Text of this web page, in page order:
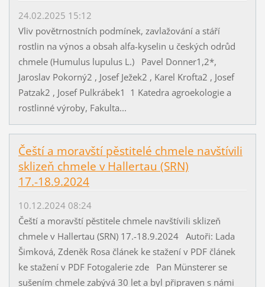
24.02.2025 15:12
Vliv povětrnostních podmínek, zavlažování a stáří
rostlin na výnos a obsah alfa-kyselin u českých odrůd
chmele (Humulus lupulus L.) Pavel Donner1,2*,
Jaroslav Pokorný2 , Josef Ježek2 , Karel Krofta2 , Josef
Patzak2 , Josef Pulkrábek1 1 Katedra agroekologie a
rostlinné výroby, Fakulta...
Čeští a moravští pěstitelé chmele navštívili
sklizeň chmele v Hallertau (SRN)
17.-18.9.2024
10.12.2024 08:24
Čeští a moravští pěstitele chmele navštívili sklizeň
chmele v Hallertau (SRN) 17.-18.9.2024 Autoři: Lada
Šimková, Zdeněk Rosa článek ke stažení v PDF článek
ke stažení v PDF Fotogalerie zde Pan Münsterer se
sušením chmele zabývá 30 let a byl připraven s námi